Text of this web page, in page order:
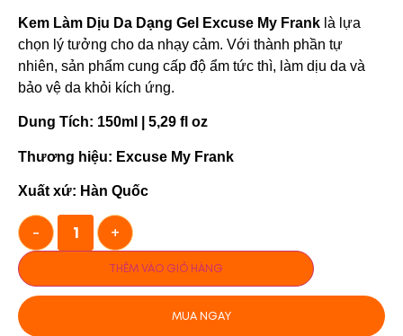
Kem Làm Dịu Da Dạng Gel Excuse My Frank là lựa
chọn lý tưởng cho da nhạy cảm. Với thành phần tự
nhiên, sản phẩm cung cấp độ ẩm tức thì, làm dịu da và
bảo vệ da khỏi kích ứng.
Dung Tích: 150ml | 5,29 fl oz
Thương hiệu: Excuse My Frank
Xuất xứ: Hàn Quốc
- +
THÊM VÀO GIỎ HÀNG
MUA NGAY